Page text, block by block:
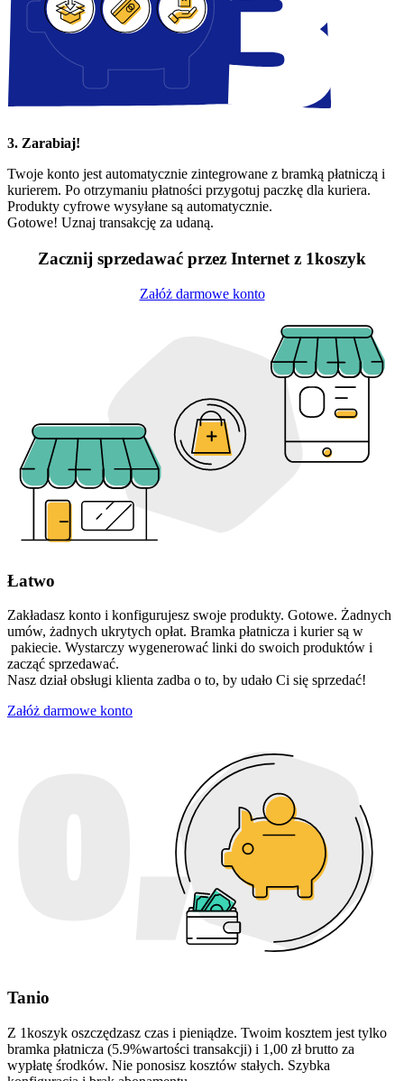
3. Zarabiaj!
Twoje konto jest automatycznie zintegrowane z bramką płatniczą i
kurierem. Po otrzymaniu płatności przygotuj paczkę dla kuriera.
Produkty cyfrowe wysyłane są automatycznie.
Gotowe! Uznaj transakcję za udaną.
Zacznij sprzedawać przez Internet z 1koszyk
Załóż darmowe konto
Łatwo
Zakładasz konto i konfigurujesz swoje produkty. Gotowe. Żadnych
umów, żadnych ukrytych opłat. Bramka płatnicza i kurier są w
pakiecie. Wystarczy wygenerować linki do swoich produktów i
zacząć sprzedawać.
Nasz dział obsługi klienta zadba o to, by udało Ci się sprzedać!
Załóż darmowe konto
Tanio
Z 1koszyk oszczędzasz czas i pieniądze. Twoim kosztem jest tylko
bramka płatnicza (5.9%wartości transakcji) i 1,00 zł brutto za
wypłatę środków. Nie ponosisz kosztów stałych. Szybka